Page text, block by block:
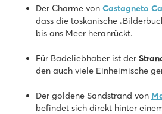
Der Charme von Castagneto
dass die toskanische
bis ans Meer heranrückt.
Für Badeliebhaber ist der
den auch viele Einheimische
Der goldene Sandstrand von
befindet sich direkt hinter